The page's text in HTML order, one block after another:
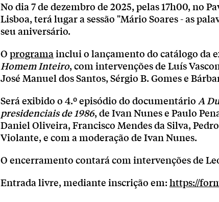
No dia 7 de dezembro de 2025, pelas 17h00, no
Lisboa, terá lugar a sessão "Mário Soares - as
seu aniversário.
O programainclui o lançamento do catálogo da
Homem Inteiro, com intervenções de Luís
José Manuel dos Santos, Sérgio B. Gomes e
Será exibido o 4.º episódio do documentário A
presidenciais de 1986, de Ivan Nunes e Paulo
Daniel Oliveira, Francisco Mendes da Silva,
Violante, e com a moderação de Ivan Nunes.
O encerramento contará com intervenções de
Entrada livre, mediante inscrição em: https://